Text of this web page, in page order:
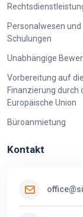
Personalwesen und
Schulungen
Unabhängige
Vorbereitung auf die
Finanzierung durch
Europäische Union
Büroanmietung
Kontakt